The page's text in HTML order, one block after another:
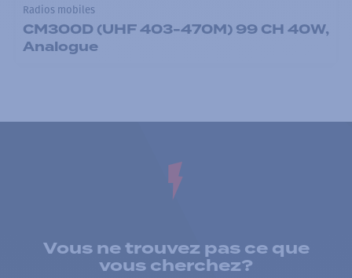
Radios mobiles
CM300D (UHF 403-470M) 99 CH 40W,
Analogue
Vous ne trouvez pas ce que
vous cherchez?